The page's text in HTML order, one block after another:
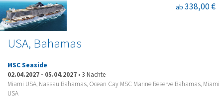
USA, Bahamas
ab 338,00 €
MSC Seaside
02.04.2027 - 05.04.2027 • 3 Nächte
Miami USA, Nassau Bahamas, Ocean Cay MSC Marine Reserve Bahamas, Miami
USA